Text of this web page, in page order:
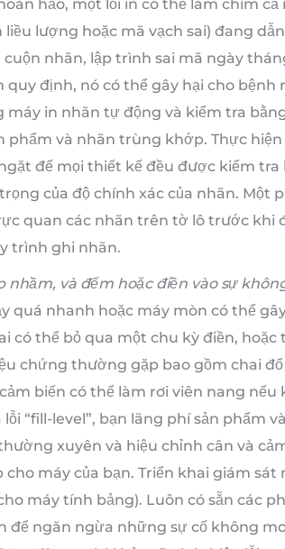
hảo, một lỗi in có thể làm chìm cả
lượng hoặc mã vạch sai) đang
cuộn nhãn, lập trình sai mã ngày
định, nó có thể gây hại cho bệnh
máy in nhãn tự động và kiểm tra
phẩm và nhãn trùng khớp. Thực
để mọi thiết kế đều được kiểm tra
của độ chính xác của nhãn. Một
quan các nhãn trên tờ lô trước khi
trình ghi nhãn.
nhầm, và đếm hoặc điền vào sự
quá nhanh hoặc máy mòn có thể
có thể bỏ qua một chu kỳ điền, hoặc
chứng thường gặp bao gồm chai
biến có thể làm rơi viên nang nếu
“fill-level”, bạn lãng phí sản phẩm
xuyên và hiệu chỉnh cân và
máy của bạn. Triển khai giám sát
máy tính bảng). Luôn có sẵn các
để ngăn ngừa những sự cố không